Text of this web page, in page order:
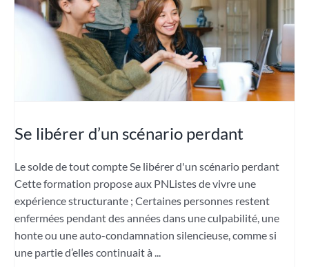
Se libérer d’un scénario perdant
Le solde de tout compte Se libérer d'un scénario perdant
Cette formation propose aux PNListes de vivre une
expérience structurante ; Certaines personnes restent
enfermées pendant des années dans une culpabilité, une
honte ou une auto-condamnation silencieuse, comme si
une partie d’elles continuait à ...